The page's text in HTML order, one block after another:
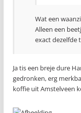
Wat een
Alleen een
exact dezelfde
Ja tis een breje dure
gedronken, erg
koffie uit Amstelveen